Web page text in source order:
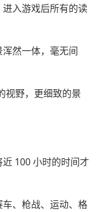
入游戏后所有的读
然一体，毫无间
视野，更细致的景
100 小时的时间才
、枪战、运动、格